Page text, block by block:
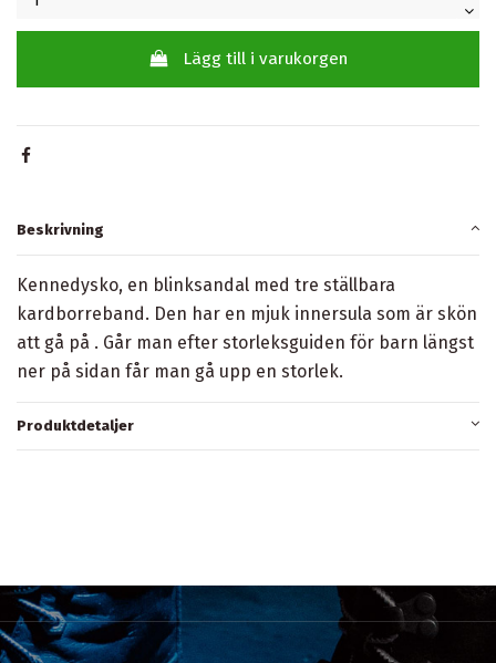
Lägg till i varukorgen
Beskrivning
Kennedysko, en blinksandal med tre ställbara
kardborreband. Den har en mjuk innersula som är skön
att gå på . Går man efter storleksguiden för barn längst
ner på sidan får man gå upp en storlek.
Produktdetaljer